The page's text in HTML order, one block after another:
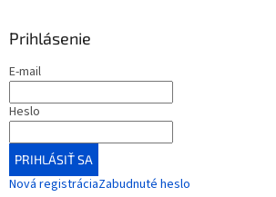
Prihlásenie
E-mail
Heslo
PRIHLÁSIŤ SA
Nová registráciaZabudnuté heslo